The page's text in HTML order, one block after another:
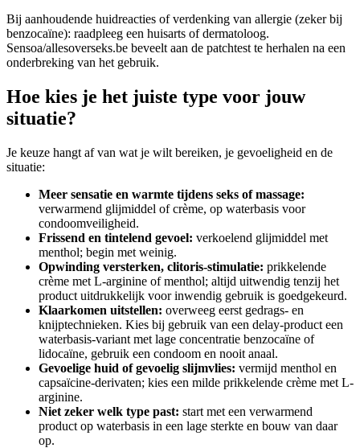
Bij aanhoudende huidreacties of verdenking van allergie (zeker bij
benzocaïne): raadpleeg een huisarts of dermatoloog.
Sensoa/allesoverseks.be beveelt aan de patchtest te herhalen na een
onderbreking van het gebruik.
Hoe kies je het juiste type voor jouw
situatie?
Je keuze hangt af van wat je wilt bereiken, je gevoeligheid en de
situatie:
Meer sensatie en warmte tijdens seks of massage:
verwarmend glijmiddel of crème, op waterbasis voor
condoomveiligheid.
Frissend en tintelend gevoel: verkoelend glijmiddel met
menthol; begin met weinig.
Opwinding versterken, clitoris-stimulatie: prikkelende
crème met L-arginine of menthol; altijd uitwendig tenzij het
product uitdrukkelijk voor inwendig gebruik is goedgekeurd.
Klaarkomen uitstellen: overweeg eerst gedrags- en
knijptechnieken. Kies bij gebruik van een delay-product een
waterbasis-variant met lage concentratie benzocaïne of
lidocaïne, gebruik een condoom en nooit anaal.
Gevoelige huid of gevoelig slijmvlies: vermijd menthol en
capsaïcine-derivaten; kies een milde prikkelende crème met L-
arginine.
Niet zeker welk type past: start met een verwarmend
product op waterbasis in een lage sterkte en bouw van daar
op.